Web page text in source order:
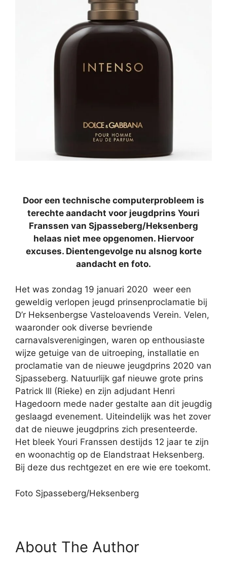
Door een technische computerprobleem is
terechte aandacht voor jeugdprins Youri
Franssen van Sjpasseberg/Heksenberg
helaas niet mee opgenomen. Hiervoor
excuses. Dientengevolge nu alsnog korte
aandacht en foto.
Het was zondag 19 januari 2020 weer een
geweldig verlopen jeugd prinsenproclamatie bij
D’r Heksenbergse Vasteloavends Verein. Velen,
waaronder ook diverse bevriende
carnavalsverenigingen, waren op enthousiaste
wijze getuige van de uitroeping, installatie en
proclamatie van de nieuwe jeugdprins 2020 van
Sjpasseberg. Natuurlijk gaf nieuwe grote prins
Patrick lll (Rieke) en zijn adjudant Henri
Hagedoorn mede nader gestalte aan dit jeugdig
geslaagd evenement. Uiteindelijk was het zover
dat de nieuwe jeugdprins zich presenteerde.
Het bleek Youri Franssen destijds 12 jaar te zijn
en woonachtig op de Elandstraat Heksenberg.
Bij deze dus rechtgezet en ere wie ere toekomt.
Foto Sjpasseberg/Heksenberg
About The Author